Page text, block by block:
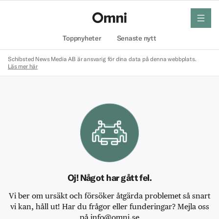
Toppnyheter Senaste nytt
meny
Schibsted News Media AB är ansvarig för dina data på denna webbplats.
Läs mer här
Oj! Något har gått fel.
Vi ber om ursäkt och försöker åtgärda problemet så snart
vi kan, håll ut! Har du frågor eller funderingar? Mejla oss